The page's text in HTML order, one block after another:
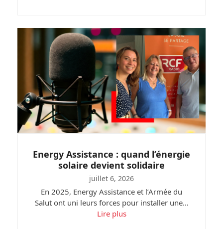
Energy Assistance : quand l’énergie
solaire devient solidaire
juillet 6, 2026
En 2025, Energy Assistance et l’Armée du
Salut ont uni leurs forces pour installer une…
Lire plus